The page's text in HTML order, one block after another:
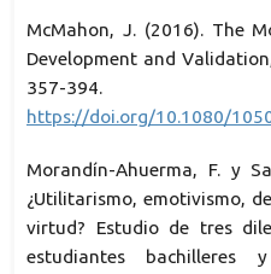
McMahon, J. (2016). The
Development and
357-394.
https://doi.org/10.1080/
Morandín-Ahuerma, F. y
¿Utilitarismo, emotivismo,
virtud? Estudio de tres
estudiantes bachilleres